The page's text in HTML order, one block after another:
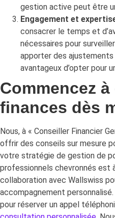
gestion active peut être
Engagement et
consacrer le temps et
nécessaires pour
apporter des
avantageux d’opter pour
Commencez
finances dès
Nous, à « Conseiller Financier
offrir des conseils sur mesure
votre stratégie de gestion de
professionnels chevronnés est
collaboration avec Wallswiss
accompagnement
pour réserver un appel